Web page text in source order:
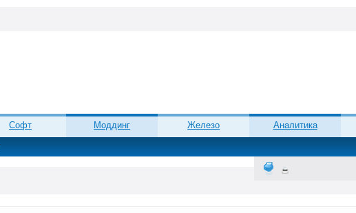
Софт Моддинг Железо Аналитика